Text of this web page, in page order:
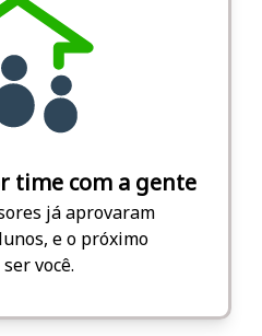
time com a gente
já aprovaram
e o próximo
você.